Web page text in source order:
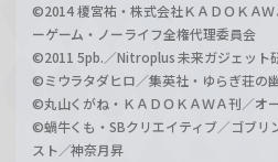
©2014 榎宮祐・株式会社ＫＡＤＯＫＡ
ーゲーム・ノーライフ全権代理委員会
©2011 5pb.／Nitroplus 未来ガジェット
©ミウラタダヒロ／集英社・ゆらぎ荘の
©丸山くがね・ＫＡＤＯＫＡＷＡ刊／オ
©蝸牛くも・SBクリエイティブ／ゴブ
スト／神奈月昇